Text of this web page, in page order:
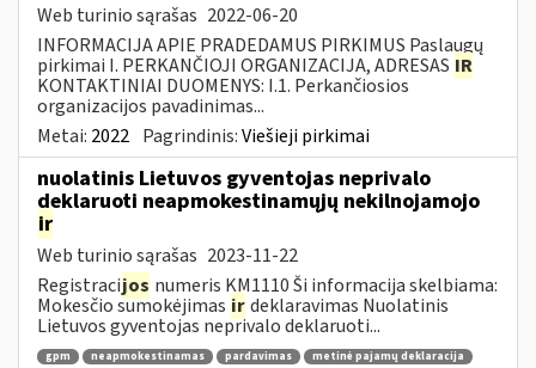
Web turinio sąrašas 2022-06-20
INFORMACIJA APIE PRADEDAMUS PIRKIMUS Paslaugų
pirkimai I. PERKANČIOJI ORGANIZACIJA, ADRESAS IR
KONTAKTINIAI DUOMENYS: I.1. Perkančiosios
organizacijos pavadinimas...
Metai: 2022 Pagrindinis:Viešieji pirkimai
nuolatinis Lietuvos gyventojas neprivalo
deklaruoti neapmokestinamųjų nekilnojamojo
ir
Web turinio sąrašas 2023-11-22
Registracijos numeris KM1110 Ši informacija skelbiama:
Mokesčio sumokėjimas irdeklaravimas Nuolatinis
Lietuvos gyventojas neprivalo deklaruoti...
gpm neapmokestinamas pardavimas
metinė pajamų deklaracija